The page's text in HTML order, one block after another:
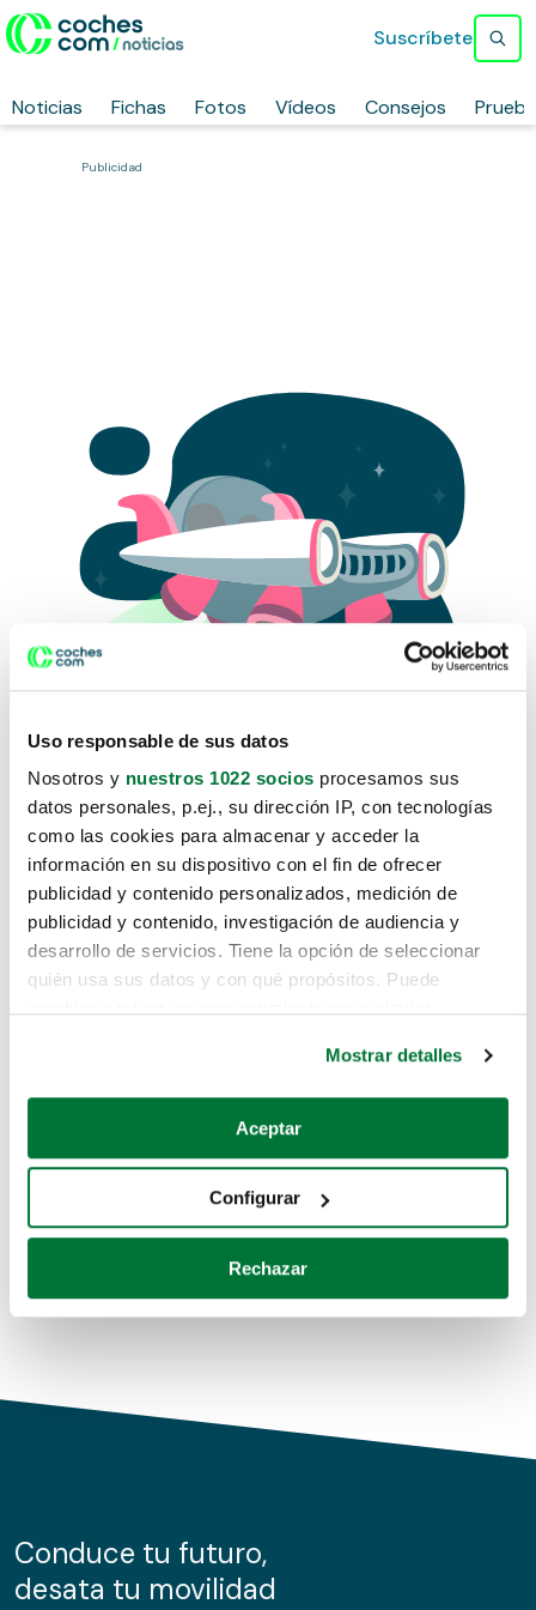
Uso responsable de sus datos
Nosotros y nuestros 1022 socios procesamos sus
datos personales, p.ej., su dirección IP, con tecnologías
como las cookies para almacenar y acceder la
información en su dispositivo con el fin de ofrecer
publicidad y contenido personalizados, medición de
publicidad y contenido, investigación de audiencia y
desarrollo de servicios. Tiene la opción de seleccionar
quién usa sus datos y con qué propósitos. Puede
Si lo permite, también quisiéramos:
Recopilar información sobre su ubicación geográfica
Identificar su dispositivo analizándolo activamente
para buscar características específicas (huellas
Obtenga más información sobre cómo se procesan sus
de cookies.
información sobre el uso que haga del sitio web con
nuestros partners de redes sociales, publicidad y análisis
Mostrar detalles
Aceptar
Configurar
Rechazar
Noticias Fichas Fotos Vídeos Consejos
Suscríbete
Publicidad
Lo sentimos, no sabemos como
te hemos traido hasta aquí.
Pero puedes encontrar el coche que estás
buscando en alguno de estos enlaces:
Coches de segunda mano
Coches de km0
Conduce tu futuro,
desata tu movilidad